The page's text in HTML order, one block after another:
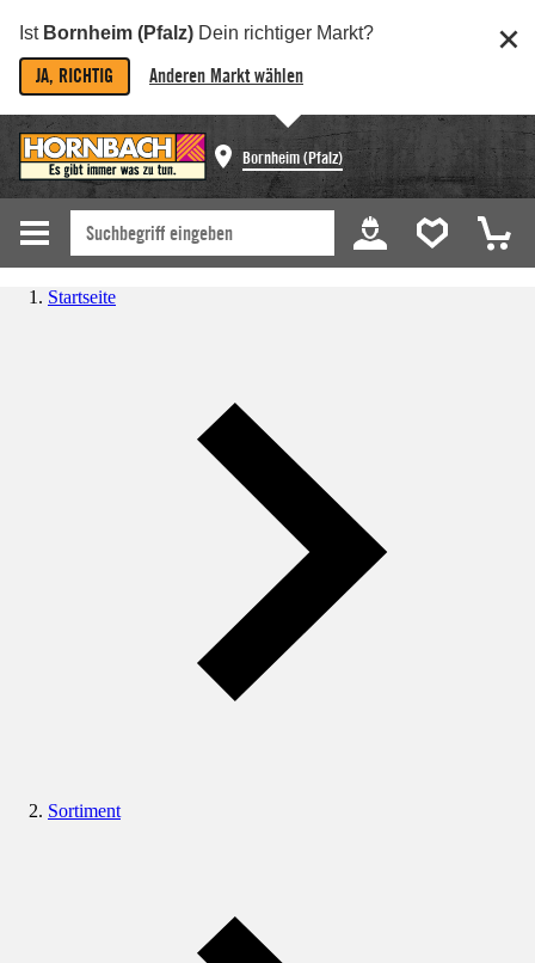
Ist Bornheim (Pfalz) Dein richtiger Markt?
JA, RICHTIG Anderen Markt wählen
Bornheim (Pfalz)
Startseite
Sortiment